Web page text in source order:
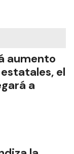
aumento
el
a